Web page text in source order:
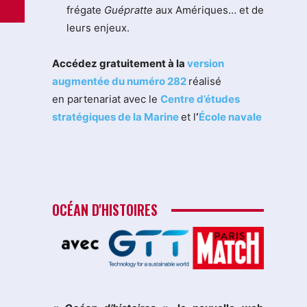
frégate Guépratte aux Amériques… et de
leurs enjeux.
Accédez gratuitement à la version
augmentée du numéro 282 réalisé
en partenariat avec le Centre d’études
stratégiques de la Marineet l‘École navale
OCÉAN D'HISTOIRES